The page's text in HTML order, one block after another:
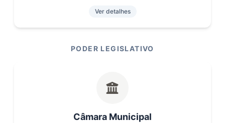
Ver detalhes
PODER LEGISLATIVO
Câmara Municipal